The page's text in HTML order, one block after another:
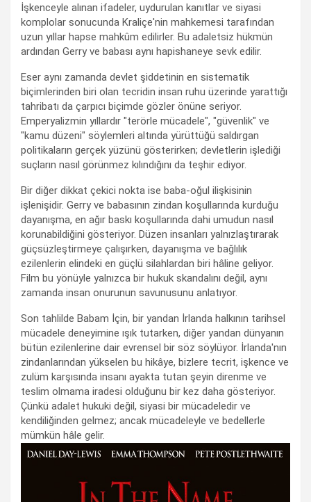
İşkenceyle alınan ifadeler, uydurulan kanıtlar ve siyasi
komplolar sonucunda Kraliçe'nin mahkemesi tarafından
uzun yıllar hapse mahkûm edilirler. Bu adaletsiz hükmün
ardından Gerry ve babası aynı hapishaneye sevk edilir.
Eser aynı zamanda devlet şiddetinin en sistematik
biçimlerinden biri olan tecridin insan ruhu üzerinde yarattığı
tahribatı da çarpıcı biçimde gözler önüne seriyor.
Emperyalizmin yıllardır "terörle mücadele", "güvenlik" ve
"kamu düzeni" söylemleri altında yürüttüğü saldırgan
politikaların gerçek yüzünü gösterirken; devletlerin işlediği
suçların nasıl görünmez kılındığını da teşhir ediyor.
Bir diğer dikkat çekici nokta ise baba-oğul ilişkisinin
işlenişidir. Gerry ve babasının zindan koşullarında kurduğu
dayanışma, en ağır baskı koşullarında dahi umudun nasıl
korunabildiğini gösteriyor. Düzen insanları yalnızlaştırarak
güçsüzleştirmeye çalışırken, dayanışma ve bağlılık
ezilenlerin elindeki en güçlü silahlardan biri hâline geliyor.
Film bu yönüyle yalnızca bir hukuk skandalını değil, aynı
zamanda insan onurunun savunusunu anlatıyor.
Son tahlilde Babam İçin, bir yandan İrlanda halkının tarihsel
mücadele deneyimine ışık tutarken, diğer yandan dünyanın
bütün ezilenlerine dair evrensel bir söz söylüyor. İrlanda'nın
zindanlarından yükselen bu hikâye, bizlere tecrit, işkence ve
zulüm karşısında insanı ayakta tutan şeyin direnme ve
teslim olmama iradesi olduğunu bir kez daha gösteriyor.
Çünkü adalet hukuki değil, siyasi bir mücadeledir ve
kendiliğinden gelmez; ancak mücadeleyle ve bedellerle
mümkün hâle gelir.